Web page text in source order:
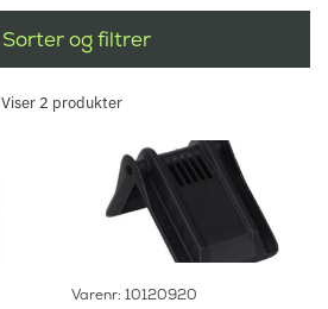
Sorter og filtrer
Viser 2 produkter
Varenr: 10120920